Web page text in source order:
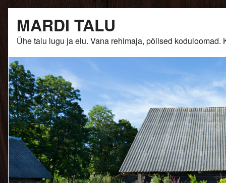
content
MARDI TALU
Ühe talu lugu ja elu. Vana rehimaja, põlised